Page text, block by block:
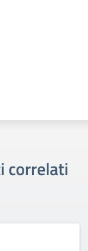
correlati